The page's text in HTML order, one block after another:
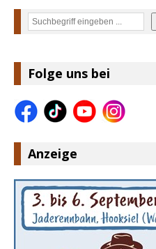
Suchen
Folge uns bei
Anzeige